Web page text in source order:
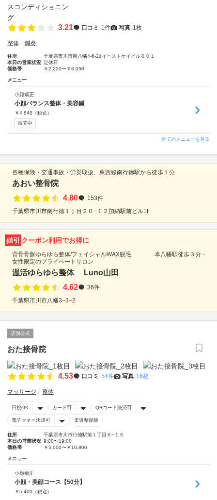
3.21 口コミ 1件 写真 1枚
整体 鍼灸
住所
千葉県市川市南八幡4-6-21イーストケイビル６０１
本日の営業状況 定休日
価格帯
￥2,200〜￥6,050
メニュー
小顔矯正
小顔バランス整体・美容鍼
￥4,840 （税込）
販売中
全てのメニューを見る
各種保険・交通事故・労災取扱、東西線南行徳駅から徒歩１分
あおい整骨院
4.80
153件
千葉県市川市南行徳１丁目２０−１２加納駅前ビル1F
値引 クーポン利用でお得に
背骨骨盤ゆらゆら整体/フェイシャルWAX脱毛 本八幡駅徒歩３分・
女性限定のプライベートサロン
温活ゆらゆら整体 Luno山田
4.62
36件
千葉県市川市八幡3−3−2
店舗公式
おた接骨院
4.53 口コミ 54件 写真 16枚
マッサージ 整体
日祝OK カード可 QRコード決済可
電子マネー決済可 柔道整復師
住所
千葉県市川市行徳駅前１丁目６−１５
本日の営業状況 9:00〜19:00
価格帯
￥5,000〜￥10,800
メニュー
小顔矯正
小顔・美顔コース【50分】
￥5,400 （税込）